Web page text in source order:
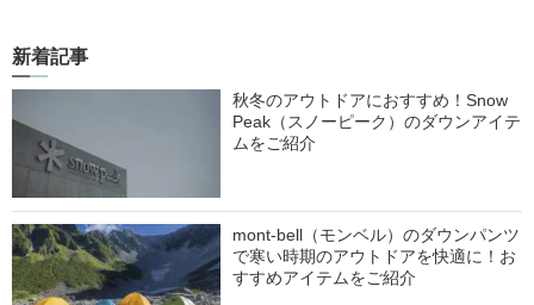
新着記事
秋冬のアウトドアにおすすめ！Snow
Peak（スノーピーク）のダウンアイテ
ムをご紹介
mont-bell（モンベル）のダウンパンツ
で寒い時期のアウトドアを快適に！お
すすめアイテムをご紹介